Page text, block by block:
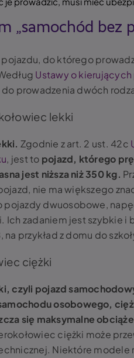
„samochód bez
do którego
Ustawy o kierujących
prowadzenia dwóch
lekki
Zgodnie z art. 2 ust. 42c
, jest to pojazd, którego
jest niższa niż 350 kg.
nie ma większego
dwuosobowe,
Ich zadaniem jest szybkie i
przykład z domu do
ciężki
czyli pojazd
osobowego,
się maksymalne
ciężki może
Niektóre modele